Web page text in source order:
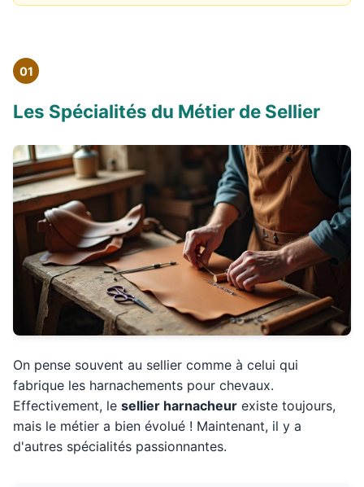
01
Les Spécialités du Métier de Sellier
On pense souvent au sellier comme à celui qui
fabrique les harnachements pour chevaux.
Effectivement, le sellier harnacheur existe toujours,
mais le métier a bien évolué ! Maintenant, il y a
d'autres spécialités passionnantes.